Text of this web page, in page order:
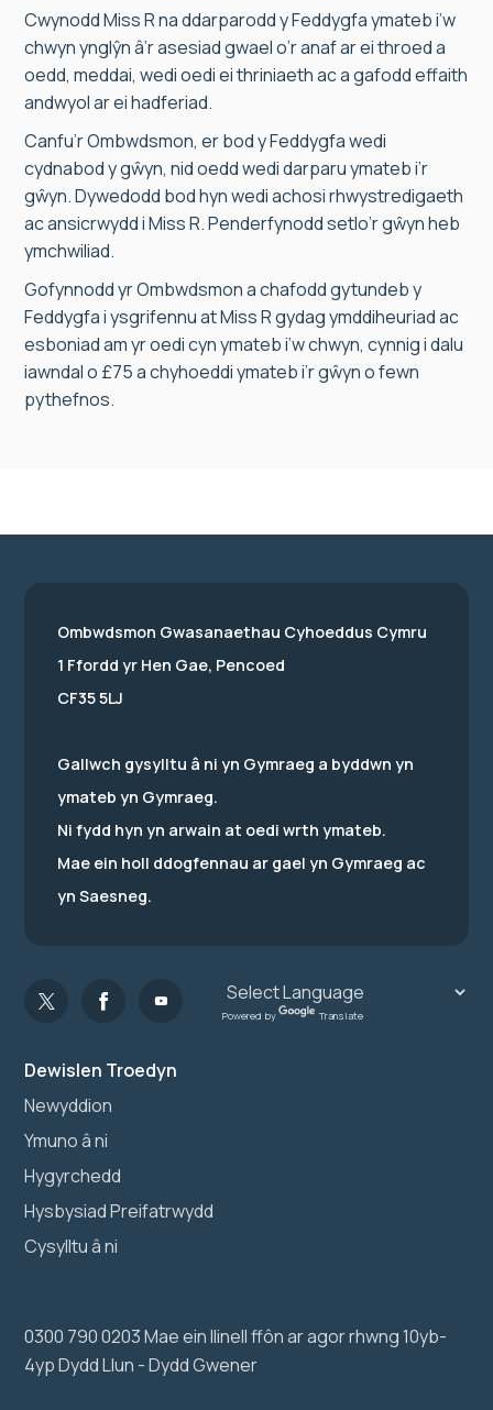
Cwynodd Miss R na ddarparodd y Feddygfa ymateb i’w
chwyn ynglŷn â’r asesiad gwael o’r anaf ar ei throed a
oedd, meddai, wedi oedi ei thriniaeth ac a gafodd effaith
andwyol ar ei hadferiad.
Canfu’r Ombwdsmon, er bod y Feddygfa wedi
cydnabod y gŵyn, nid oedd wedi darparu ymateb i’r
gŵyn. Dywedodd bod hyn wedi achosi rhwystredigaeth
ac ansicrwydd i Miss R. Penderfynodd setlo’r gŵyn heb
ymchwiliad.
Gofynnodd yr Ombwdsmon a chafodd gytundeb y
Feddygfa i ysgrifennu at Miss R gydag ymddiheuriad ac
esboniad am yr oedi cyn ymateb i’w chwyn, cynnig i dalu
iawndal o £75 a chyhoeddi ymateb i’r gŵyn o fewn
pythefnos.
Dewislen Troedyn
Newyddion
Ymuno â ni
Hygyrchedd
Hysbysiad Preifatrwydd
Cysylltu â ni
0300 790 0203 Mae ein llinell ffôn ar agor rhwng 10yb-
4yp Dydd Llun - Dydd Gwener
Ombwdsmon Gwasanaethau Cyhoeddus Cymru
1 Ffordd yr Hen Gae, Pencoed
CF35 5LJ
Gallwch gysylltu â ni yn Gymraeg a byddwn yn
ymateb yn Gymraeg.
Ni fydd hyn yn arwain at oedi wrth ymateb.
Mae ein holl ddogfennau ar gael yn Gymraeg ac
yn Saesneg.
Powered by Translate